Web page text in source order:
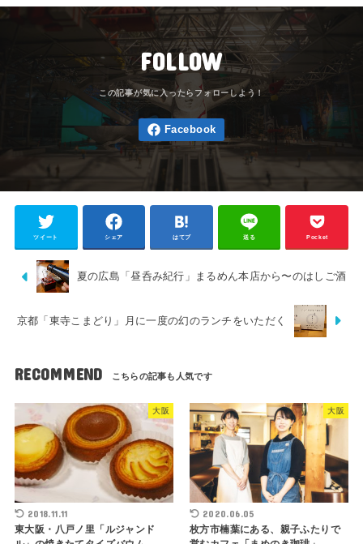
FOLLOW
ツイート シェア はてブ 送る Pocket
夏の広島「昼呑み紀行」まるめん本店から〜のはしご酒
京都「東寺こまどり」月に一度の幻のランチをいただく
RECOMMEND
大阪
2018.11.11
東大阪・八戸ノ里「ルジャンド
大阪
2020.06.05
枚方市楠葉にある、親子ふたりで